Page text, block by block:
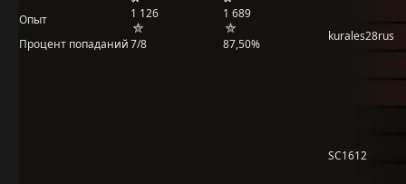
Опыт 1 126
1 689
Процент попаданий7/8 87,50%
kurales28rus
SC1612